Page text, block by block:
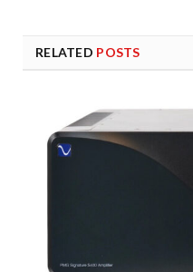
RELATED POSTS